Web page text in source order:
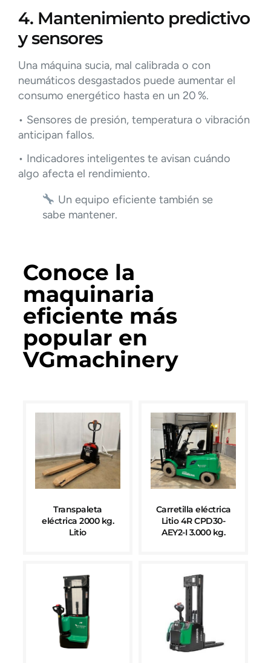
4. Mantenimiento predictivo
y sensores
Una máquina sucia, mal calibrada o con
neumáticos desgastados puede aumentar el
consumo energético hasta en un 20 %.
• Sensores de presión, temperatura o vibración
anticipan fallos.
• Indicadores inteligentes te avisan cuándo
algo afecta el rendimiento.
Un equipo eficiente también se
sabe mantener.
Conoce la
maquinaria
eficiente más
popular en
VGmachinery
Transpaleta
eléctrica 2000 kg.
Litio
Carretilla eléctrica
Litio 4R CPD30-
AEY2-I 3.000 kg.